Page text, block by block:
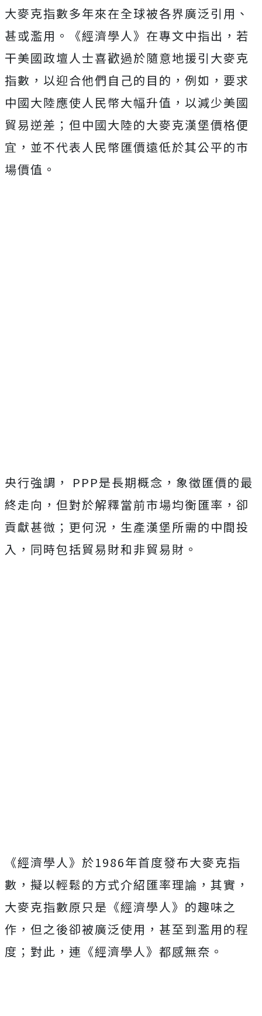
大麥克指數多年來在全球被各界廣泛引用、
甚或濫用。《經濟學人》在專文中指出，若
干美國政壇人士喜歡過於隨意地援引大麥克
指數，以迎合他們自己的目的，例如，要求
中國大陸應使人民幣大幅升值，以減少美國
貿易逆差；但中國大陸的大麥克漢堡價格便
宜，並不代表人民幣匯價遠低於其公平的市
場價值。
央行強調， PPP是長期概念，象徵匯價的最
終走向，但對於解釋當前市場均衡匯率，卻
貢獻甚微；更何況，生產漢堡所需的中間投
入，同時包括貿易財和非貿易財。
《經濟學人》於1986年首度發布大麥克指
數，擬以輕鬆的方式介紹匯率理論，其實，
大麥克指數原只是《經濟學人》的趣味之
作，但之後卻被廣泛使用，甚至到濫用的程
度；對此，連《經濟學人》都感無奈。